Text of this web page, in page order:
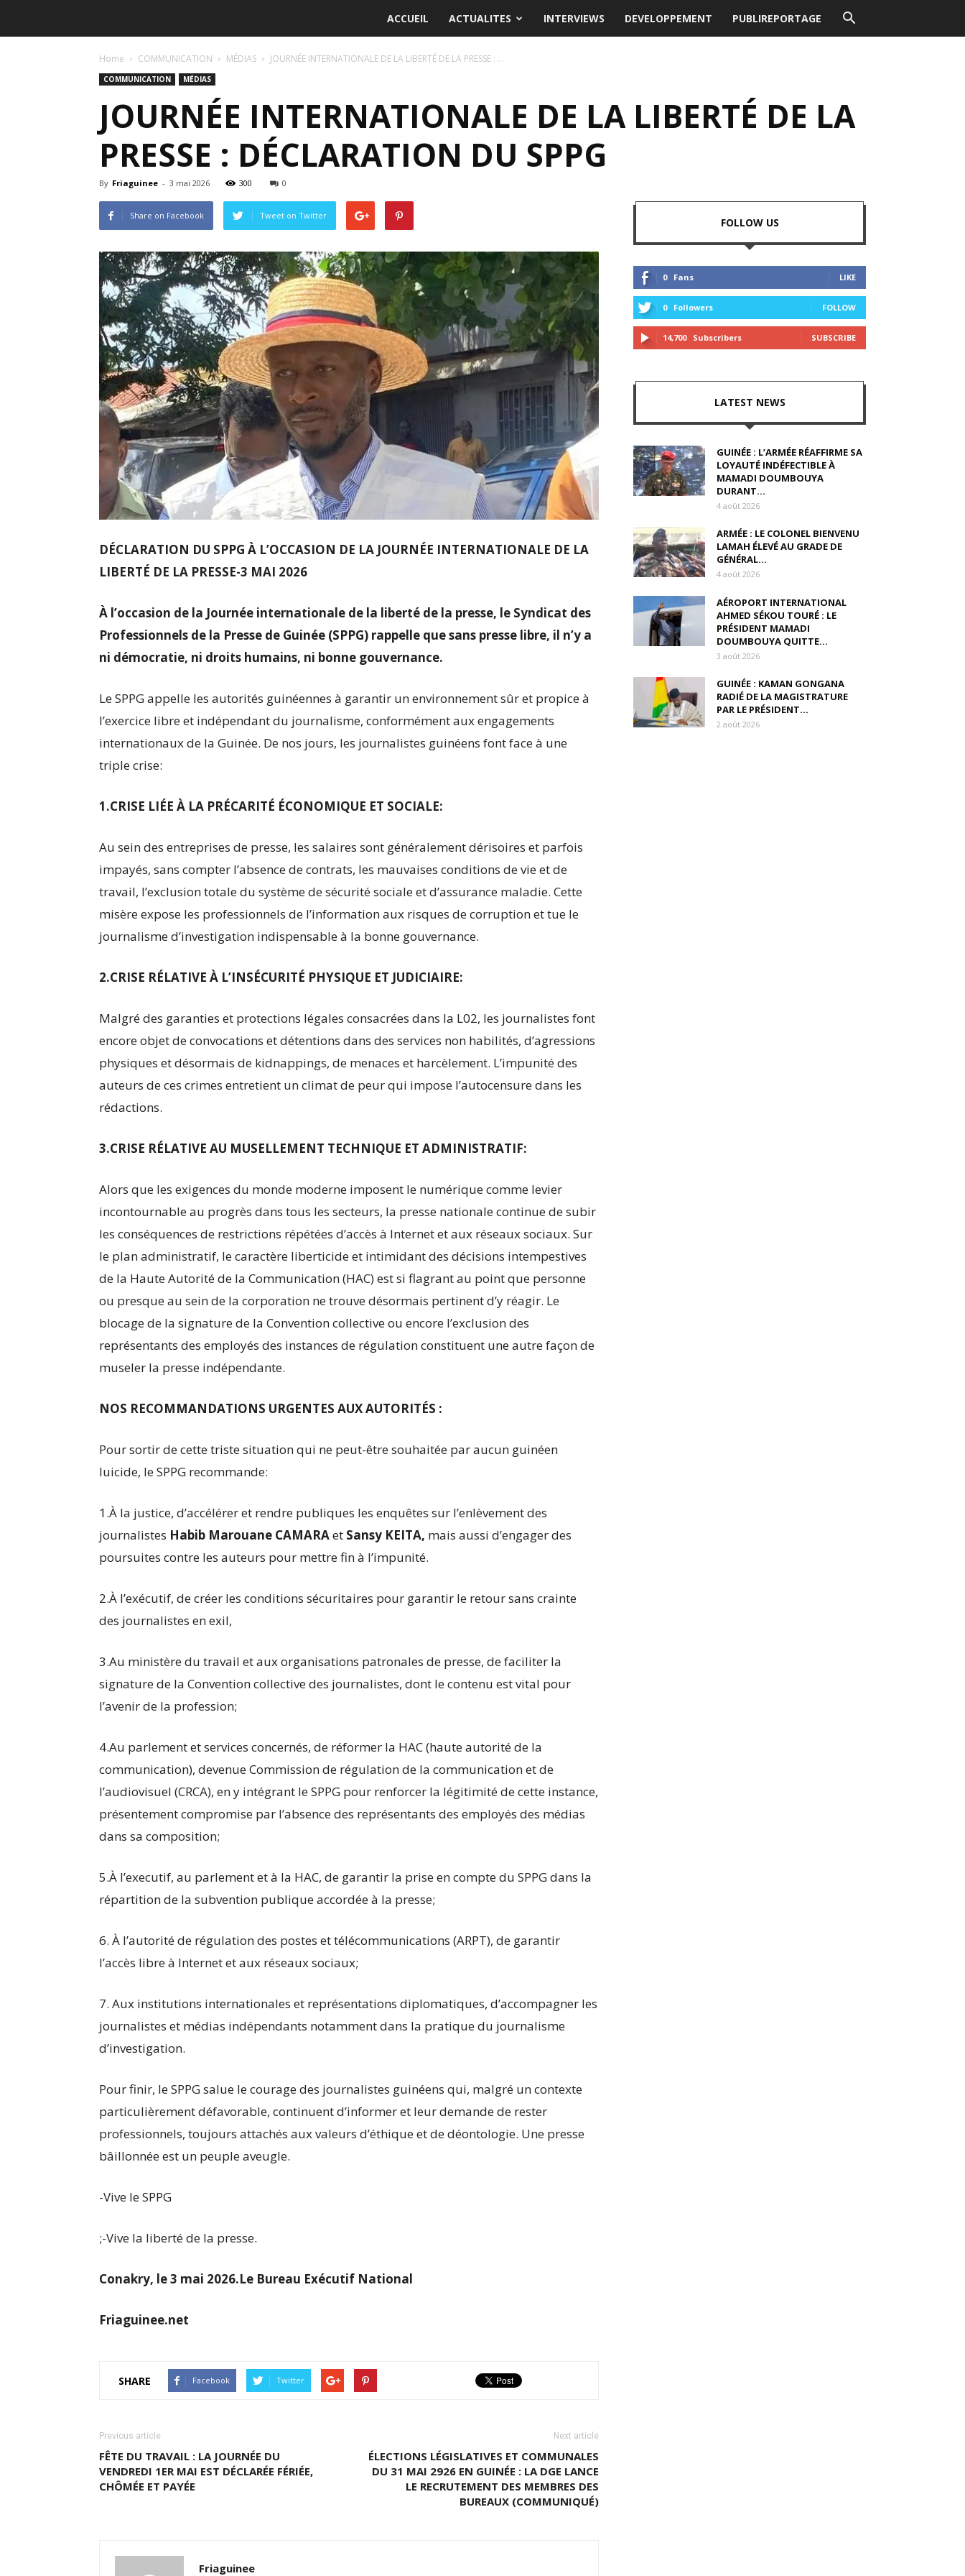
ACCUEIL ACTUALITES INTERVIEWS DEVELOPPEMENT PUBLIREPORTAGE
Home COMMUNICATION MÉDIAS JOURNÉE INTERNATIONALE DE LA LIBERTÉ DE LA PRESSE : ...
COMMUNICATION MÉDIAS
JOURNÉE INTERNATIONALE DE LA LIBERTÉ DE LA
PRESSE : DÉCLARATION DU SPPG
By Friaguinee - 3 mai 2026 300 0
Share on Facebook Tweet on Twitter
DÉCLARATION DU SPPG À L’OCCASION DE LA JOURNÉE INTERNATIONALE DE LA
LIBERTÉ DE LA PRESSE-3 MAI 2026
À l’occasion de la Journée internationale de la liberté de la presse, le Syndicat des
Professionnels de la Presse de Guinée (SPPG) rappelle que sans presse libre, il n’y a
ni démocratie, ni droits humains, ni bonne gouvernance.
Le SPPG appelle les autorités guinéennes à garantir un environnement sûr et propice à
l’exercice libre et indépendant du journalisme, conformément aux engagements
internationaux de la Guinée. De nos jours, les journalistes guinéens font face à une
triple crise:
1.CRISE LIÉE À LA PRÉCARITÉ ÉCONOMIQUE ET SOCIALE:
Au sein des entreprises de presse, les salaires sont généralement dérisoires et parfois
impayés, sans compter l’absence de contrats, les mauvaises conditions de vie et de
travail, l’exclusion totale du système de sécurité sociale et d’assurance maladie. Cette
misère expose les professionnels de l’information aux risques de corruption et tue le
journalisme d’investigation indispensable à la bonne gouvernance.
2.CRISE RÉLATIVE À L’INSÉCURITÉ PHYSIQUE ET JUDICIAIRE:
Malgré des garanties et protections légales consacrées dans la L02, les journalistes font
encore objet de convocations et détentions dans des services non habilités, d’agressions
physiques et désormais de kidnappings, de menaces et harcèlement. L’impunité des
auteurs de ces crimes entretient un climat de peur qui impose l’autocensure dans les
rédactions.
3.CRISE RÉLATIVE AU MUSELLEMENT TECHNIQUE ET ADMINISTRATIF:
Alors que les exigences du monde moderne imposent le numérique comme levier
incontournable au progrès dans tous les secteurs, la presse nationale continue de subir
les conséquences de restrictions répétées d’accès à Internet et aux réseaux sociaux. Sur
le plan administratif, le caractère liberticide et intimidant des décisions intempestives
de la Haute Autorité de la Communication (HAC) est si flagrant au point que personne
ou presque au sein de la corporation ne trouve désormais pertinent d’y réagir. Le
blocage de la signature de la Convention collective ou encore l’exclusion des
représentants des employés des instances de régulation constituent une autre façon de
museler la presse indépendante.
NOS RECOMMANDATIONS URGENTES AUX AUTORITÉS :
Pour sortir de cette triste situation qui ne peut-être souhaitée par aucun guinéen
luicide, le SPPG recommande:
1.À la justice, d’accélérer et rendre publiques les enquêtes sur l’enlèvement des
journalistes Habib Marouane CAMARAet Sansy KEITA, mais aussi d’engager des
poursuites contre les auteurs pour mettre fin à l’impunité.
2.À l’exécutif, de créer les conditions sécuritaires pour garantir le retour sans crainte
des journalistes en exil,
3.Au ministère du travail et aux organisations patronales de presse, de faciliter la
signature de la Convention collective des journalistes, dont le contenu est vital pour
l’avenir de la profession;
4.Au parlement et services concernés, de réformer la HAC (haute autorité de la
communication), devenue Commission de régulation de la communication et de
l’audiovisuel (CRCA), en y intégrant le SPPG pour renforcer la légitimité de cette instance,
présentement compromise par l’absence des représentants des employés des médias
dans sa composition;
5.À l’executif, au parlement et à la HAC, de garantir la prise en compte du SPPG dans la
répartition de la subvention publique accordée à la presse;
6. À l’autorité de régulation des postes et télécommunications (ARPT), de garantir
l’accès libre à Internet et aux réseaux sociaux;
7. Aux institutions internationales et représentations diplomatiques, d’accompagner les
journalistes et médias indépendants notamment dans la pratique du journalisme
d’investigation.
Pour finir, le SPPG salue le courage des journalistes guinéens qui, malgré un contexte
particulièrement défavorable, continuent d’informer et leur demande de rester
professionnels, toujours attachés aux valeurs d’éthique et de déontologie. Une presse
bâillonnée est un peuple aveugle.
-Vive le SPPG
;-Vive la liberté de la presse.
Conakry, le 3 mai 2026.Le Bureau Exécutif National
Friaguinee.net
SHARE Facebook Twitter
Previous article
FÊTE DU TRAVAIL : LA JOURNÉE DU
VENDREDI 1ER MAI EST DÉCLARÉE FÉRIÉE,
CHÔMÉE ET PAYÉE
Next article
ÉLECTIONS LÉGISLATIVES ET COMMUNALES
DU 31 MAI 2926 EN GUINÉE : LA DGE LANCE
LE RECRUTEMENT DES MEMBRES DES
BUREAUX (COMMUNIQUÉ)
Friaguinee
FOLLOW US
0 Fans LIKE
0 Followers FOLLOW
14,700 Subscribers SUBSCRIBE
LATEST NEWS
GUINÉE : L’ARMÉE RÉAFFIRME SA
LOYAUTÉ INDÉFECTIBLE À
MAMADI DOUMBOUYA
DURANT...
4 août 2026
ARMÉE : LE COLONEL BIENVENU
LAMAH ÉLEVÉ AU GRADE DE
GÉNÉRAL...
4 août 2026
AÉROPORT INTERNATIONAL
AHMED SÉKOU TOURÉ : LE
PRÉSIDENT MAMADI
DOUMBOUYA QUITTE...
3 août 2026
GUINÉE : KAMAN GONGANA
RADIÉ DE LA MAGISTRATURE
PAR LE PRÉSIDENT...
2 août 2026